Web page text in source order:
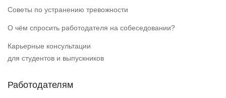
Советы по устранению тревожности
О чём спросить работодателя на собеседовании?
Карьерные консультации
для студентов и выпускников
Работодателям